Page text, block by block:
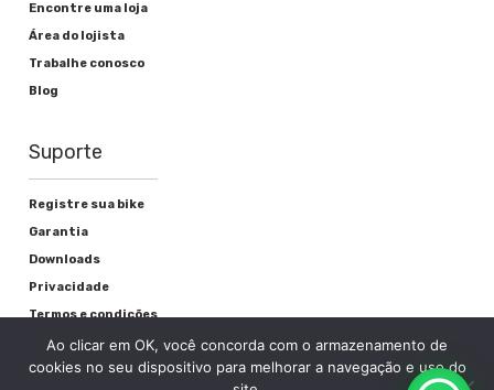
Encontre uma loja
Área do lojista
Trabalhe conosco
Blog
Suporte
Registre sua bike
Garantia
Downloads
Privacidade
Termos e condições
Fale Conosco
Ao clicar em OK, você concorda com o armazenamento de
cookies no seu dispositivo para melhorar a navegação e uso do